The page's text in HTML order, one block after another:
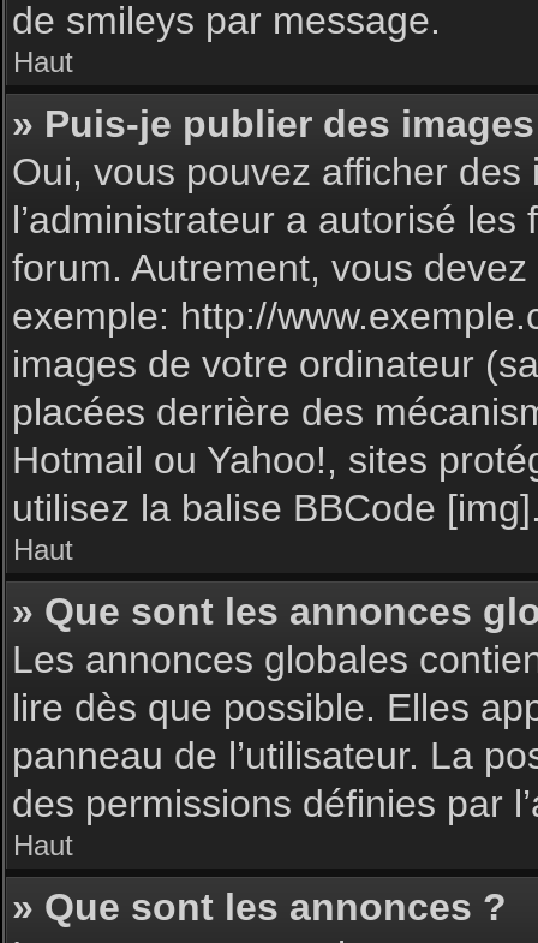
de smileys par message.
Haut
» Puis-je publier des
Oui, vous pouvez afficher
l’administrateur a autorisé
forum. Autrement, vous
exemple: http://
images de votre ordinateur
placées derrière des
Hotmail ou Yahoo!, sites
utilisez la balise BBCode
Haut
» Que sont les annonces
Les annonces globales
lire dès que possible. Elles
panneau de l’utilisateur. La
des permissions définies par
Haut
» Que sont les annonces ?